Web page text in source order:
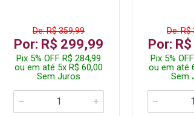
De: R$ 359,99
Por: R$ 299,99
Pix 5% OFF R$ 284,99
ou em até 5x R$ 60,00
Sem Juros
De: R$
Por:
Pix 5%
ou em até
Sem